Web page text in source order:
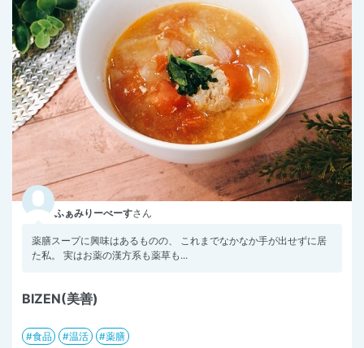
ふぁみりーべーすさん
薬膳スープに興味はあるものの、 これまでなかなか手が出せずに居
た私。 実はお薬の漢方系も薬草も...
BIZEN(美善)
食品 温活 薬膳